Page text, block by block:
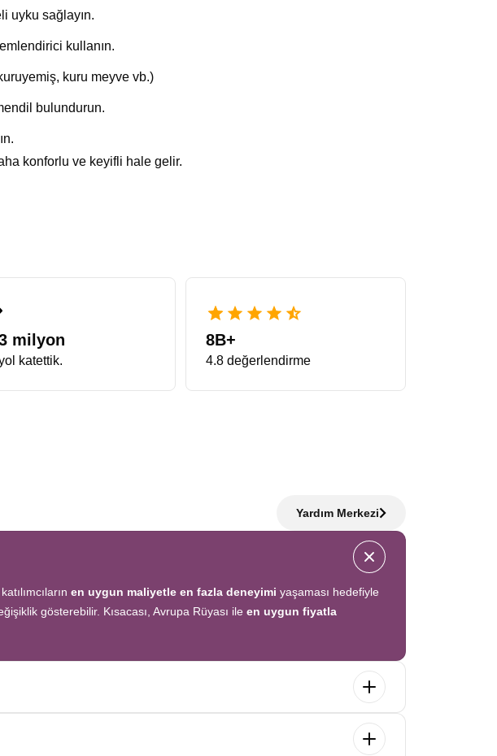
uyku sağlayın.
kullanın.
kuru meyve vb.)
bulundurun.
konforlu ve keyifli hale gelir.
milyon
katettik.
8B+
4.8 değerlendirme
Yardım Merkezi
en uygun maliyetle en fazla deneyimi yaşaması hedefiyle
gösterebilir. Kısacası, Avrupa Rüyası ile en uygun fiyatla